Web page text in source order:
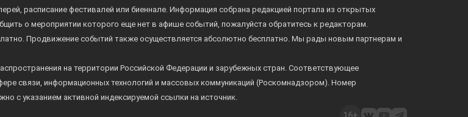
расписание фестивалей или биеннале. Информация собрана редакцией портала из открытых
о мероприятии которого еще нет в афише событий, пожалуйста обратитесь к редакторам.
Продвижение событий также осуществляется абсолютно бесплатно. Мы рады новым партнерам и
на территории Российской Федерации и зарубежных стран. Соответствующее
связи, информационных технологий и массовых коммуникаций (Роскомнадзором). Номер
с указанием активной индексируемой ссылки на источник.